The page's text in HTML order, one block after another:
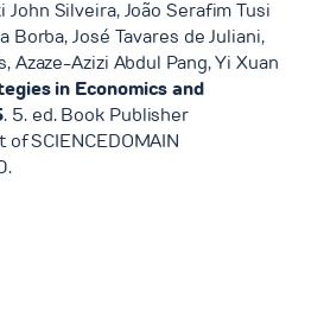
John Silveira, João Serafim Tusi
Borba, José Tavares de Juliani,
Azaze-Azizi Abdul Pang, Yi Xuan
in Economics and
. 5. ed. Book Publisher
SCIENCEDOMAIN